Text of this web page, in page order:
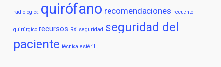
radiológica quirófano recomendaciones recuento
quirúrgico recursos RX seguridad seguridad del
paciente técnica estéril